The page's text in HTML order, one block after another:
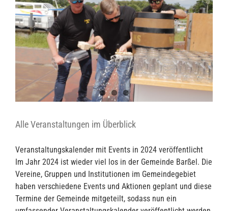
Alle Veranstaltungen im Überblick
Veranstaltungskalender mit Events in 2024 veröffentlicht
Im Jahr 2024 ist wieder viel los in der Gemeinde Barßel. Die
Vereine, Gruppen und Institutionen im Gemeindegebiet
haben verschiedene Events und Aktionen geplant und diese
Termine der Gemeinde mitgeteilt, sodass nun ein